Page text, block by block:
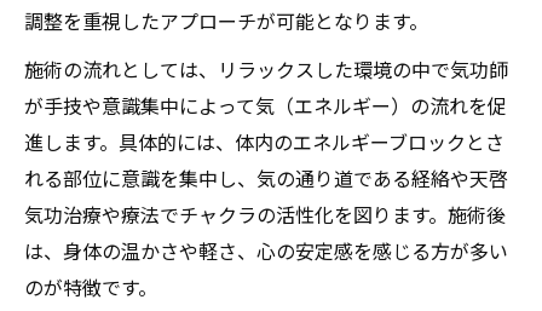
調整を重視したアプローチが可能となります。
施術の流れとしては、リラックスした環境の中で気功師
が手技や意識集中によって気（エネルギー）の流れを促
進します。具体的には、体内のエネルギーブロックとさ
れる部位に意識を集中し、気の通り道である経絡や天啓
気功治療や療法でチャクラの活性化を図ります。施術後
は、身体の温かさや軽さ、心の安定感を感じる方が多い
のが特徴です。